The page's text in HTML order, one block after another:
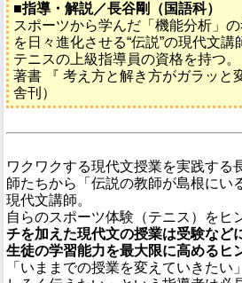
■指導・解説／長谷剛（国語科）
スポーツから学んだ「機能分析」
を日々進化させる“伝説”の現代文講
テニスの上級指導員の資格を持つ。
著書 『 考え方と解き方がガラッと
舎刊）
ワクワクする現代文授業を実践する
師たちから「伝説の教師が島根にい
現代文講師。
自らのスポーツ体験（テニス）をヒ
チを加えた現代文の授業は受験など
生徒の学習能力を最大限に高めるヒ
「いままでの授業を変えていきたい